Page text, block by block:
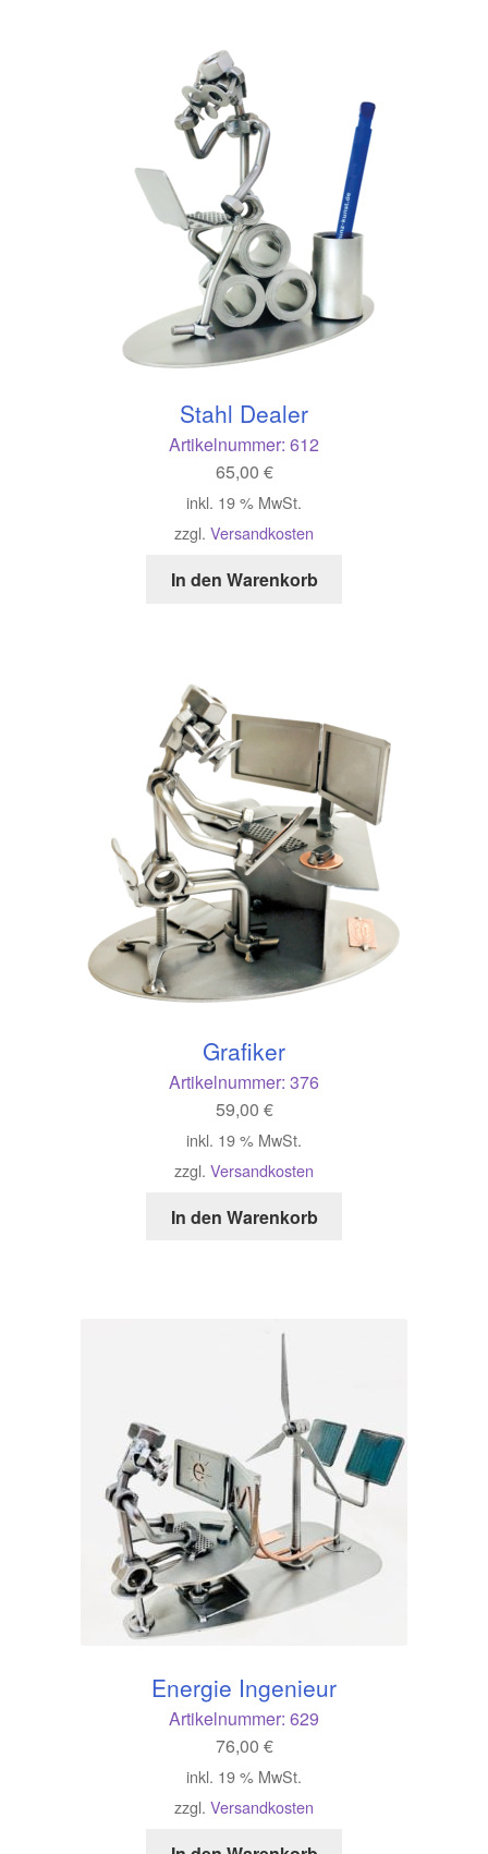
Stahl Dealer
Artikelnummer: 612
65,00 €
inkl. 19 % MwSt.
zzgl. Versandkosten
In den Warenkorb
Grafiker
Artikelnummer: 376
59,00 €
inkl. 19 % MwSt.
zzgl. Versandkosten
In den Warenkorb
Energie Ingenieur
Artikelnummer: 629
76,00 €
inkl. 19 % MwSt.
zzgl. Versandkosten